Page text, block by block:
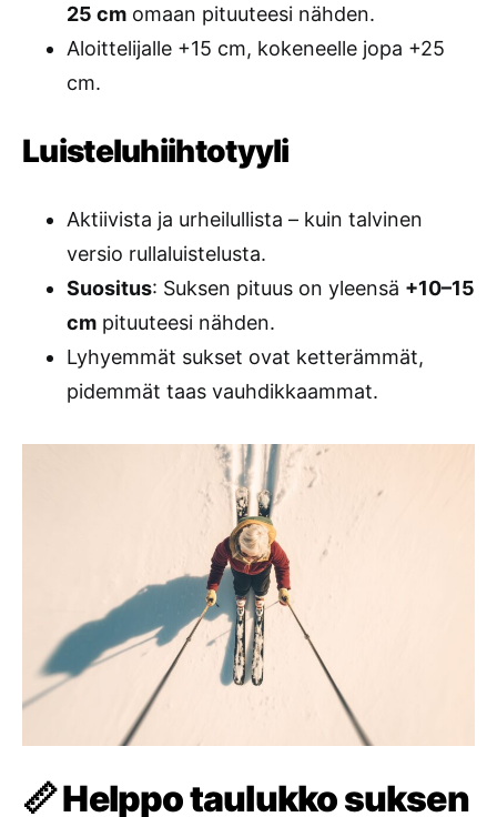
25 cm omaan pituuteesi nähden.
Aloittelijalle +15 cm, kokeneelle jopa +25
cm.
Luisteluhiihtotyyli
Aktiivista ja urheilullista – kuin talvinen
versio rullaluistelusta.
Suositus: Suksen pituus on yleensä +10–15
cm pituuteesi nähden.
Lyhyemmät sukset ovat ketterämmät,
pidemmät taas vauhdikkaammat.
📏 Helppo taulukko suksen